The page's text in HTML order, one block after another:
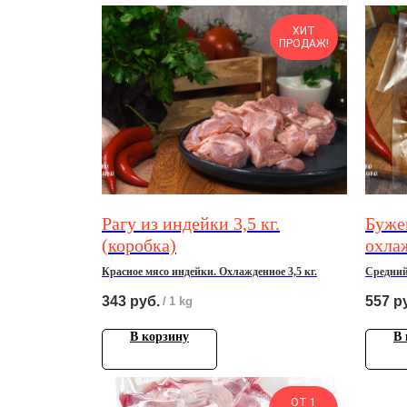
ХИТ
ПРОДАЖ!
Paгу из индейки 3,5 кг.
(коробка)
Красное мясо индейки. Охлажденное 3,5 кг.
343 руб. / 1 kg
В корзину
кг. х
557
В
ОТ 1